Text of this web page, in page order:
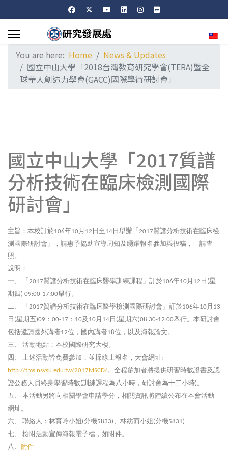
You are here: Home
News & Updates
國立中山大學「2018台灣教育研究學會(TERA)暨全
球華人創造力學會(GACC)國際學術研討會」
國立中山大學「2017質譜
分析技術在臨床檢測國際
研討會」
主旨：本校訂於106年10月 12 日至14日舉辦「2017質譜分析技術在臨床檢
測國際研討會」，請惠予協助宣導周知及踴躍報名參加與投稿， 請查
照。
說明：
一、
「2017質譜分析技術在臨床醫學訓練課程」訂於106年10月 12 日 (星
期四) 09:00-17:00舉行。
二、
「2017質譜分析技術在臨床醫學檢測國際研討會」訂於106年10月 13
日 (星期五)09 ： 00-17 ： 10及 10月 14日 (星期六)08:30-12:00舉行。本研討會
包括邀請國外講者12位，國內講者18位，以及海報論文。
三、
活動地點：本校國際研究大樓。
四、
上述活動皆免費參加，並採線上報名，大會網址:
http://tms.nsysu.edu.tw/2017MSCD/。全程參加者將提供研習時數證書及認
證公務人員終身學習時數(訓練課程為八小時，研討會為十二小時)。
五、
本活動另將向相關學會申請學分，相關資訊將陸續公布在本會活動
網址。
六、
聯絡人：林育吟小姐(分機5833)、林紡而小姐(分機5831)
七、
檢附活動宣傳海報電子檔，如附件。
八、 附件